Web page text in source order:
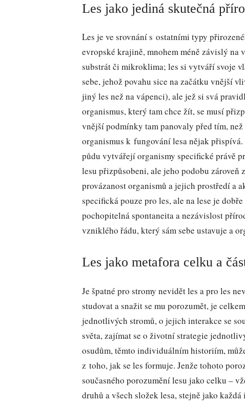
Les jako jediná skutečná
Les je ve srovnání s ostatními typy
evropské krajině, mnohem méně závislý
substrát či mikroklima; les si vytváří svoje
sebe, jehož povahu sice na začátku vnější
jiný les než na vápenci), ale jež si svá
organismus, který tam chce žít, se musí
vnější podmínky tam panovaly před tím,
organismus k fungování lesa nějak
půdu vytvářejí organismy specifické právě
lesu přizpůsobeni, ale jeho podobu zároveň
provázanost organismů a jejich prostředí a
specifická pouze pro les, ale na lese je
pochopitelná spontaneita a nezávislost
vzniklého řádu, který sám sebe ustavuje a
Les jako metafora celku a
Je špatné pro stromy nevidět les a pro les
studovat a snažit se mu porozumět, je
jednotlivých stromů, o jejich interakce se
světa, zajímat se o životní strategie
osudům, těmto individuálním historiím,
z toho, jak se les formuje. Jenže tohoto
současného porozumění lesu jako celku –
druhů a všech složek lesa, stejně jako